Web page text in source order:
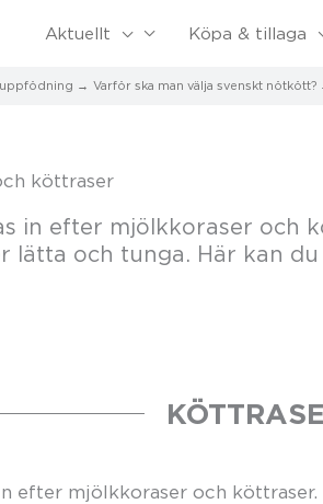
Aktuellt Köpa & tillaga
Varför ska man välja svenskt nötkött?
köttraser
in efter mjölkkoraser och
lätta och tunga. Här kan du
efter mjölkkoraser och